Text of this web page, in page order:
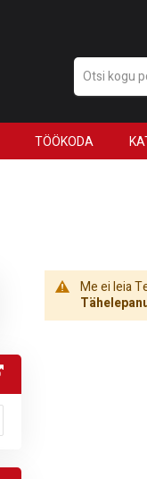
TÖÖKODA
Me ei leia